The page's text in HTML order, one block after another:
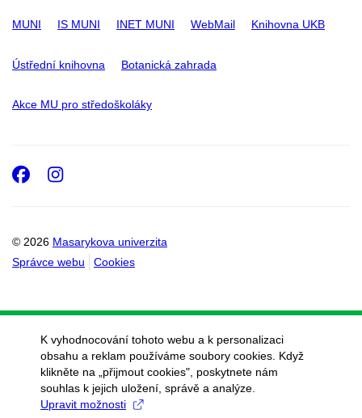
MUNI IS MUNI INET MUNI WebMail Knihovna UKB
Ústřední knihovna Botanická zahrada
Akce MU pro středoškoláky
© 2026 Masarykova univerzita
Správce webu
Cookies
Facebook
Instagram
K vyhodnocování tohoto webu a k personalizaci
obsahu a reklam používáme soubory cookies. Když
klikněte na „přijmout cookies", poskytnete nám
souhlas k jejich uložení, správě a analýze.
Upravit možnosti